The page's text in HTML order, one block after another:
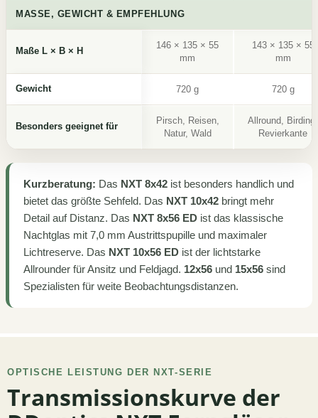
MASSE, GEWICHT & EMPFEHLUNG
Maße L × B × H
146 × 135 × 55
mm
143 × 135 × 55
mm
Gewicht 720 g 720 g
Besonders geeignet für
Pirsch, Reisen,
Natur, Wald
Allround, Birding,
Revierkante
Kurzberatung: Das NXT 8x42 ist besonders handlich und
bietet das größte Sehfeld. Das NXT 10x42 bringt mehr
Detail auf Distanz. Das NXT 8x56 ED ist das klassische
Nachtglas mit 7,0 mm Austrittspupille und maximaler
Lichtreserve. Das NXT 10x56 ED ist der lichtstarke
Allrounder für Ansitz und Feldjagd. 12x56 und 15x56 sind
Spezialisten für weite Beobachtungsdistanzen.
OPTISCHE LEISTUNG DER NXT-SERIE
Transmissionskurve der